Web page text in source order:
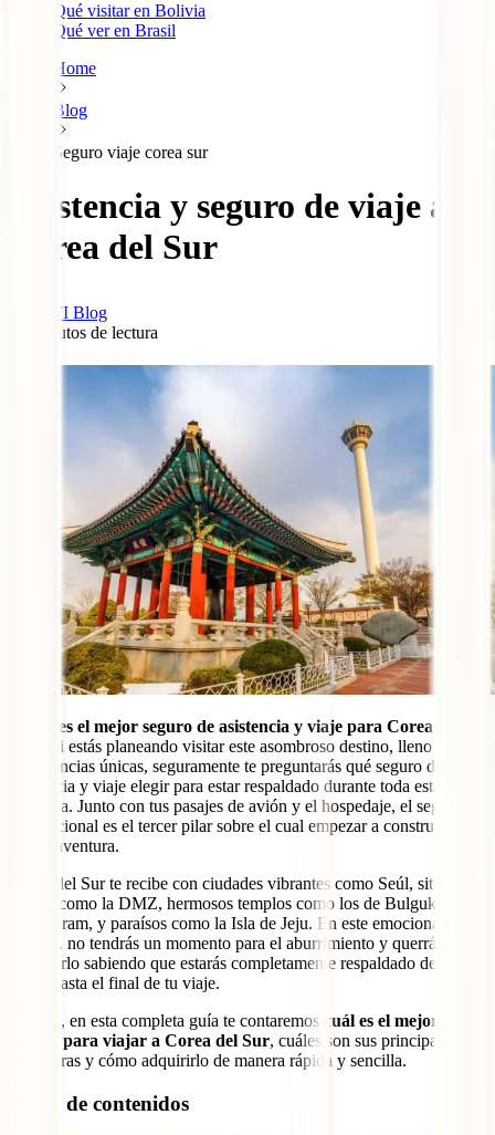
Qué visitar en Bolivia
Qué ver en Brasil
Home
Blog
Seguro viaje corea sur
Asistencia y seguro de viaje a
Corea del Sur
IATI Blog
minutos de lectura
¿Cuál es el mejor seguro de asistencia y viaje para Corea del
Si estás planeando visitar este asombroso destino, lleno de
experiencias únicas, seguramente te preguntarás qué seguro de
asistencia y viaje elegir para estar respaldado durante toda esta
aventura. Junto con tus pasajes de avión y el hospedaje, el seguro
internacional es el tercer pilar sobre el cual empezar a construir esta
nueva aventura.
Corea del Sur te recibe con ciudades vibrantes como Seúl, sitios
únicos como la DMZ, hermosos templos como los de Bulguksa y
Seokguram, y paraísos como la Isla de Jeju. En este emocionante
destino, no tendrás un momento para el aburrimiento y querrás
disfrutarlo sabiendo que estarás completamente respaldado desde el
inicio hasta el final de tu viaje.
Por eso, en esta completa guía te contaremos cuál es el mejor
seguro para viajar a Corea del Sur, cuáles son sus principales
coberturas y cómo adquirirlo de manera rápida y sencilla.
Tabla de contenidos